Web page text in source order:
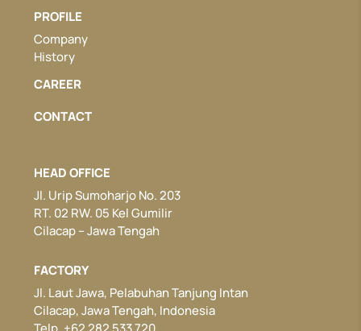
PROFILE
Company
History
CAREER
CONTACT
HEAD OFFICE
Jl. Urip Sumoharjo No. 203
RT. 02 RW. 05 Kel Gumilir
Cilacap – Jawa Tengah
FACTORY
Jl. Laut Jawa, Pelabuhan Tanjung Intan
Cilacap, Jawa Tengah, Indonesia